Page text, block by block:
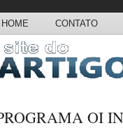
HOME CONTATO
OI